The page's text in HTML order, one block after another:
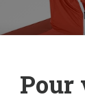
Pour